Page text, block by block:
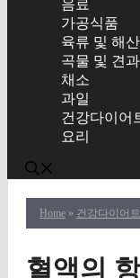
음료
가공식품
육류 및 해
곡물 및 견
채소
과일
건강다이어
요리
Home » 건강다이어
혈액의